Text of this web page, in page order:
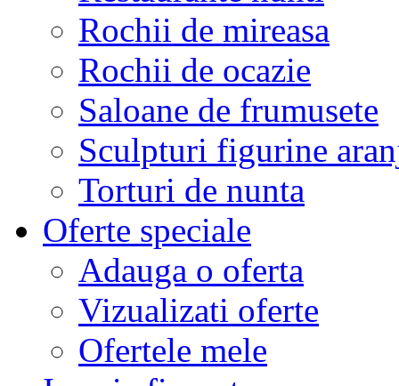
Rochii de mireasa
Rochii de ocazie
Saloane de frumusete
Sculpturi figurine
Torturi de nunta
Oferte speciale
Adauga o oferta
Vizualizati oferte
Ofertele mele